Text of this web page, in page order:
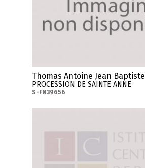
Thomas Antoine Jean Baptiste
PROCESSION DE SAINTE ANNE
S-FN39656